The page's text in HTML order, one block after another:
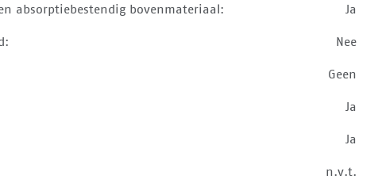
absorptiebestendig bovenmateriaal: Ja
Nee
Geen
Ja
Ja
n.v.t.